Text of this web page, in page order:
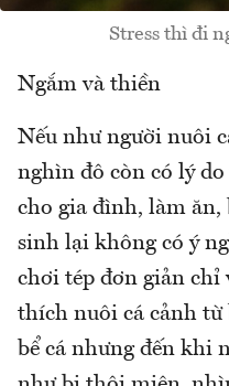
Stress thì đi
Ngắm và thiền
Nếu như người nuôi
nghìn đô còn có lý
cho gia đình, làm
sinh lại không có ý
chơi tép đơn giản
thích nuôi cá cảnh từ
bể cá nhưng đến khi